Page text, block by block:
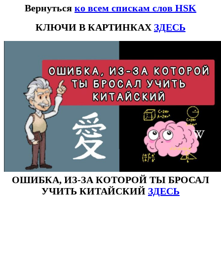
Вернуться ко всем спискам слов HSK
КЛЮЧИ В КАРТИНКАХ ЗДЕСЬ
ОШИБКА, ИЗ-ЗА КОТОРОЙ ТЫ БРОСАЛ
УЧИТЬ КИТАЙСКИЙ ЗДЕСЬ